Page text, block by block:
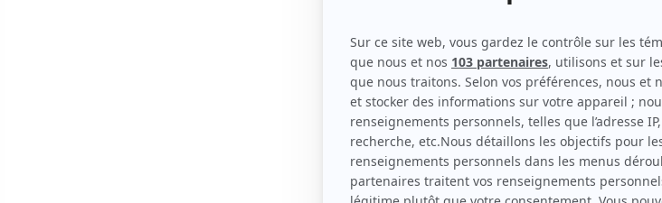
Premier trioAuteur
Famille magique Auteur
Alix et les merveilleuxAuteur
Marco LachanceAuteur
MakiniumAuteur
Les SapiensAuteur
Subito textoAuteur